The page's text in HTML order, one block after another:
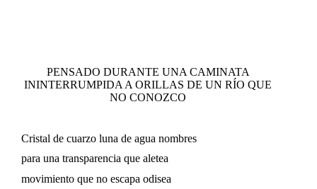
PENSADO DURANTE UNA CAMINATA
ININTERRUMPIDA A ORILLAS DE UN RÍO QUE
NO CONOZCO
Cristal de cuarzo luna de agua nombres
para una transparencia que aletea
movimiento que no escapa odisea